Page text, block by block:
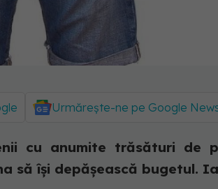
Urmărește-ne pe Google
cu anumite trăsături de
să își depășească bugetul.